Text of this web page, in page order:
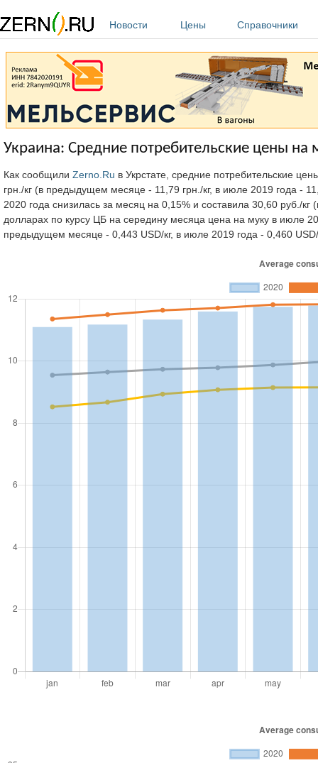
Новости
Цены Справочники
Украина: Средние потребительские цены на
Как сообщили Zerno.Ru в Укрстате, средние потребительские
грн./кг (в предыдущем месяце - 11,79 грн./кг, в июле 2019 года -
2020 года снизилась за месяц на 0,15% и составила 30,60 руб./
долларах по курсу ЦБ на середину месяца цена на муку в июле
предыдущем месяце - 0,443 USD/кг, в июле 2019 года - 0,460